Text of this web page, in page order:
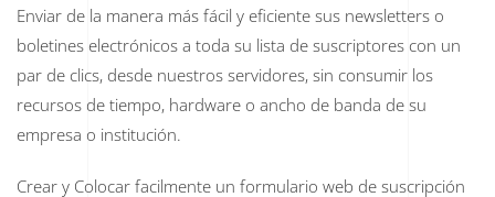
Enviar de la manera más fácil y eficiente sus newsletters o
boletines electrónicos a toda su lista de suscriptores con un
par de clics, desde nuestros servidores, sin consumir los
recursos de tiempo, hardware o ancho de banda de su
empresa o institución.
Crear y Colocar facilmente un formulario web de suscripción